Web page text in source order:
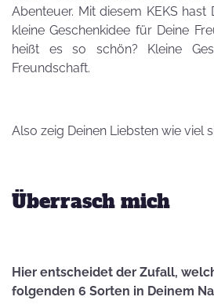
Abenteuer. Mit diesem KEKS
kleine Geschenkidee für Deine
heißt es so schön? Kleine
Freundschaft.
Also zeig Deinen Liebsten wie viel
Überrasch mich
Hier entscheidet der Zufall,
folgenden 6 Sorten in Deinem